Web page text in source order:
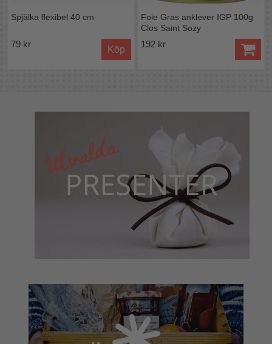
Spjälka flexibel 40 cm
79 kr
Köp
Foie Gras anklever IGP 100g
Clos Saint Sozy
192 kr